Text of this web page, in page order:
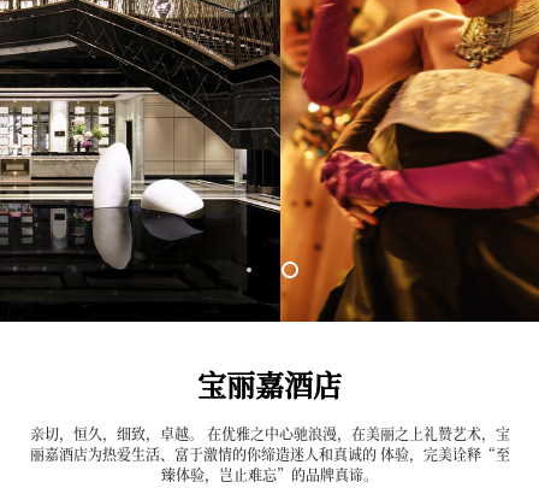
宝丽嘉酒店
亲切，恒久，细致，卓越。 在优雅之中心驰浪漫，在美丽之上礼赞艺术，宝
丽嘉酒店为热爱生活、富于激情的你缔造迷人和真诚的 体验，完美诠释“至
臻体验，岂止难忘”的品牌真谛。